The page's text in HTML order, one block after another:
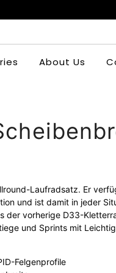
About Us
Laufradsatz. Er
und ist damit in jeder
der vorherige D33-
und Sprints mit
Felgenprofile